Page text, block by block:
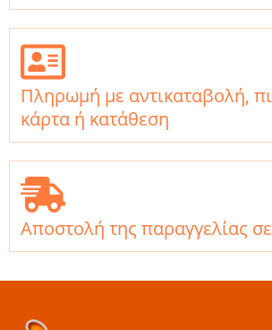
Πληρωμή με αντικαταβολή,
κάρτα ή κατάθεση
Αποστολή της παραγγελίας